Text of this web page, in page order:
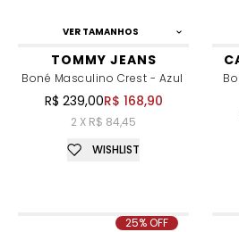
VER TAMANHOS
TOMMY JEANS
Boné Masculino Crest - Azul
R$ 239,00R$ 168,90
2 X R$ 84,45
WISHLIST
25% OFF